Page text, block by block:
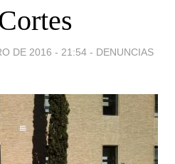
DE 2016 - 21:54 - DENUNCIAS